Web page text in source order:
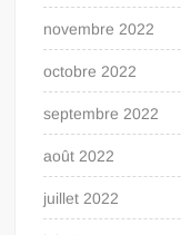
novembre 2022
octobre 2022
septembre 2022
août 2022
juillet 2022